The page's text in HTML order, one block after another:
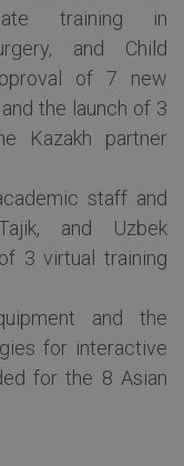
training in
and Child
of 7 new
the launch of 3
Kazakh partner
staff and
and Uzbek
3 virtual training
and the
for interactive
for the 8 Asian